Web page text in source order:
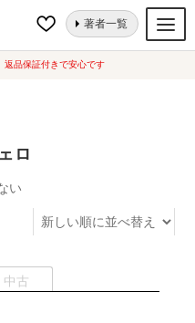
返品保証付きで安心です
著者一覧
タグ付けされた商品
ロ
い
中古